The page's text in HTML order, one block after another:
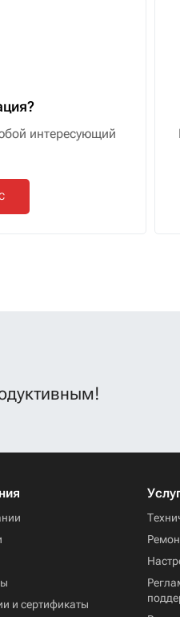
интересующий
и сертификаты